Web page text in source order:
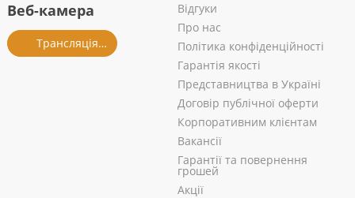
Веб-камера
Трансляція із салону
Відгуки
Про нас
Політика конфіденційності
Гарантія якості
Представництва в Україні
Договір публічної оферти
Корпоративним клієнтам
Вакансії
Гарантії та повернення
грошей
Акції